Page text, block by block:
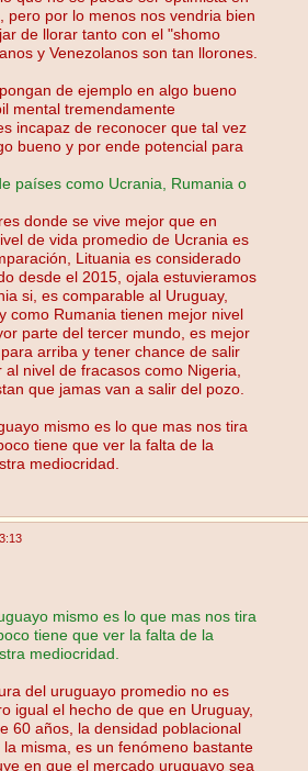
pero por lo menos nos vendria bien
de llorar tanto con el "shomo
y Venezolanos son tan llorones.
de ejemplo en algo bueno
mental tremendamente
incapaz de reconocer que tal vez
bueno y por ende potencial para
países como Ucrania, Rumania o
donde se vive mejor que en
de vida promedio de Ucrania es
Lituania es considerado
desde el 2015, ojala estuvieramos
si, es comparable al Uruguay,
como Rumania tienen mejor nivel
parte del tercer mundo, es mejor
arriba y tener chance de salir
nivel de fracasos como Nigeria,
que jamas van a salir del pozo.
mismo es lo que mas nos tira
tiene que ver la falta de la
mediocridad.
mismo es lo que mas nos tira
tiene que ver la falta de la
mediocridad.
del uruguayo promedio no es
igual el hecho de que en Uruguay,
60 años, la densidad poblacional
misma, es un fenómeno bastante
en que el mercado uruguayo sea